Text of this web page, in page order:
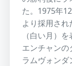
た。1975年
より採用さ
（白い月）
エンチャンの
ラムヴォンダ